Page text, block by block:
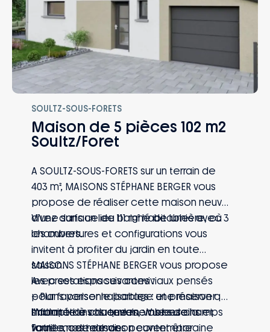
SOULTZ-SOUS-FORETS
Maison de 5 pièces 102 m2
Soultz/Foret
A SOULTZ-SOUS-FORETS sur un terrain de
403 m², MAISONS STÉPHANE BERGER vous
propose de réaliser cette maison neuve
d’une surface de 111 m² habitables avec 3
chambres.
Vivez dans un lieu baigné de lumière, où
les ouvertures et configurations vous
invitent à profiter du jardin en toute
saison.
Avec ses espaces conviviaux pensés
pour favoriser le partage et préserver
l’intimité de chaque membre de la
famille, cette maison contemporaine
MAISONS STÉPHANE BERGER vous propose
les prestations suivantes :
– Plans personnalisables : une maison qui
s’adapte à vos envies, vos besoins et
votre mode de vie
Informations du terrain : Vue sur champs
Toutes nos maisons peuvent être